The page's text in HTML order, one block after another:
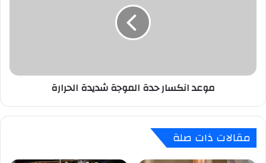
موعد انكسار حدة الموجة شديدة الحرارة
مقالات ذات صلة